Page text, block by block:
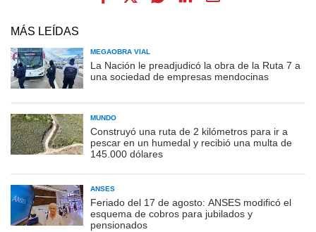
MÁS LEÍDAS
MEGAOBRA VIAL
La Nación le preadjudicó la obra de la Ruta 7 a
una sociedad de empresas mendocinas
MUNDO
Construyó una ruta de 2 kilómetros para ir a
pescar en un humedal y recibió una multa de
145.000 dólares
ANSES
Feriado del 17 de agosto: ANSES modificó el
esquema de cobros para jubilados y
pensionados